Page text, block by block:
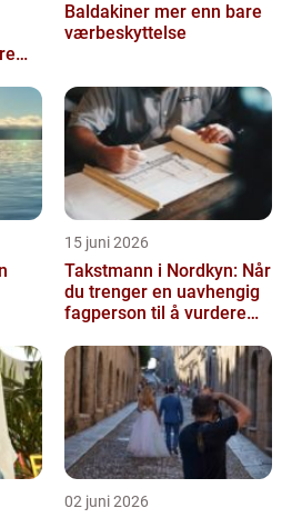
Baldakiner mer enn bare
værbeskyttelse
15 juni 2026
Takstmann i Nordkyn: Når
du trenger en uavhengig
fagperson til å vurdere
02 juni 2026